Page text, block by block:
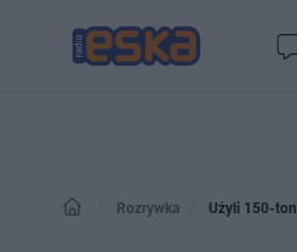
Rozrywka Użyli 150-